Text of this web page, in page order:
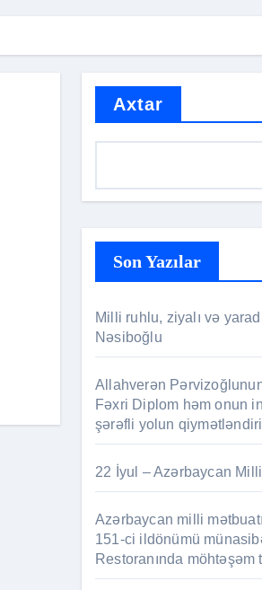
Axtar
Son Yazılar
Milli ruhlu, ziyalı və
Nəsiboğlu
Allahverən Pərvizoğlunun
Fəxri Diplom həm onun
şərəfli yolun
22 İyul – Azərbaycan
Azərbaycan milli
151-ci ildönümü
Restoranında